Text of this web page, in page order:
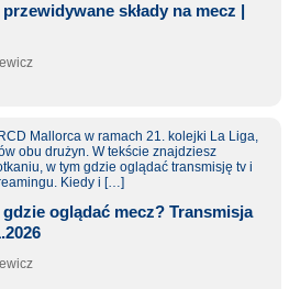
składy na mecz |
oglądać mecz? Transmisja